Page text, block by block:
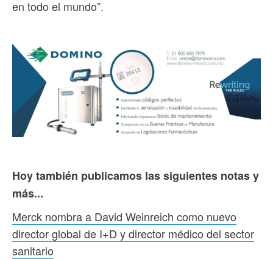
en todo el mundo”.
Hoy también publicamos las siguientes notas y
más...
Merck nombra a David Weinreich como nuevo
director global de I+D y director médico del sector
sanitario